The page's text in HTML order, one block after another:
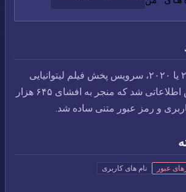
تقریباً در سال ۲۰۱۹ یا ۲۰۲۰، سرویس پخش فیلم لیتوانیایی
Filmai.in دچار نقض اطلاعاتی شد که منجر به افشای ۶۴۵ هزار
و رمز عبور متنی ساده شد.
عبور نام های کاربری